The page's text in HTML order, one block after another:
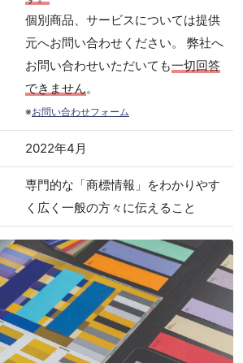
個別商品、サービスについては提供
元へお問い合わせください。 弊社へ
お問い合わせいただいても一切回答
できません。
※お問い合わせフォーム
2022年4月
専門的な「商標情報」をわかりやす
く広く一般の方々に伝えること